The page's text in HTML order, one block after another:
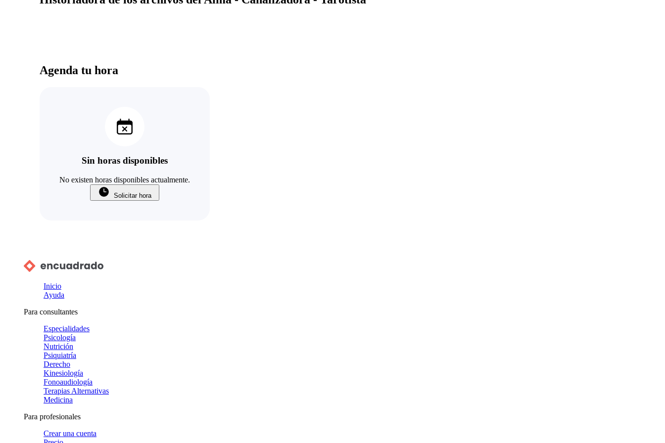
Agenda tu hora
Sin horas disponibles
No existen horas disponibles actualmente.
Solicitar hora
Inicio
Ayuda
Para consultantes
Especialidades
Psicología
Nutrición
Psiquiatría
Derecho
Kinesiología
Fonoaudiología
Terapias Alternativas
Medicina
Para profesionales
Crear una cuenta